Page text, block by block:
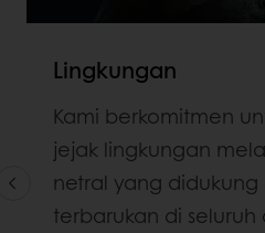
Lingkungan
Kami berkomitmen
jejak lingkungan
netral yang didukung
terbarukan di seluruh